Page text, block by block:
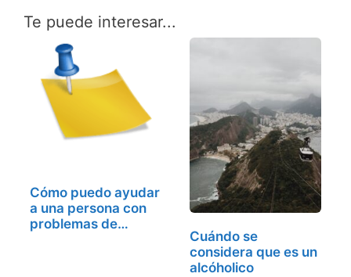
Te puede interesar...
Cómo puedo ayudar
a una persona con
problemas de
Cuándo se
considera que es un
alcóholico